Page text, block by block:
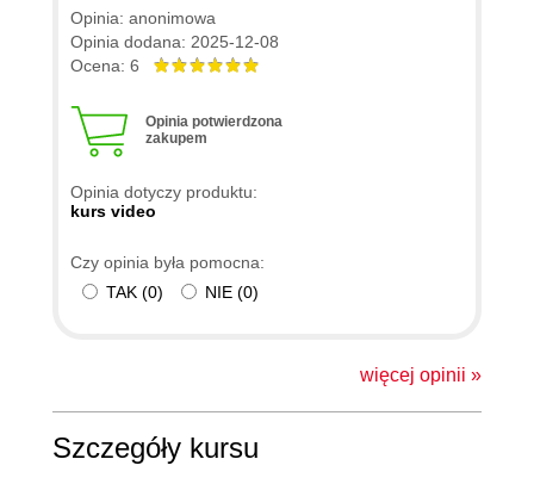
Opinia: anonimowa
Opinia dodana: 2025-12-08
Ocena: 6
Opinia potwierdzona
zakupem
Opinia dotyczy produktu:
kurs video
Czy opinia była pomocna:
TAK (0) NIE (0)
więcej opinii »
Szczegóły kursu